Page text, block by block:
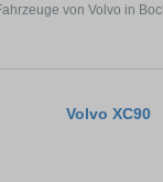
von Volvo in
Volvo XC90